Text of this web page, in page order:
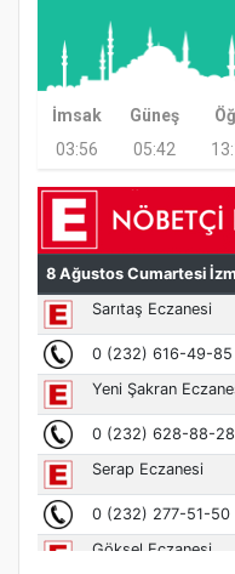
Samsun
Kapanış
Samsun
Etkinliği
İmsak Güneş
03:56
05:42